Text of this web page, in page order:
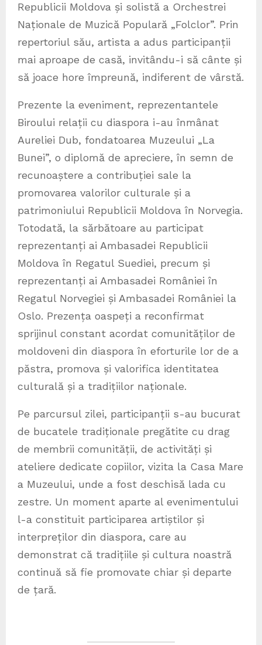
Republicii Moldova și solistă a Orchestrei
Naționale de Muzică Populară „Folclor”. Prin
repertoriul său, artista a adus participanții
mai aproape de casă, invitându-i să cânte și
să joace hore împreună, indiferent de vârstă.
Prezente la eveniment, reprezentantele
Biroului relații cu diaspora i-au înmânat
Aureliei Dub, fondatoarea Muzeului „La
Bunei”, o diplomă de apreciere, în semn de
recunoaștere a contribuției sale la
promovarea valorilor culturale și a
patrimoniului Republicii Moldova în Norvegia.
Totodată, la sărbătoare au participat
reprezentanți ai Ambasadei Republicii
Moldova în Regatul Suediei, precum și
reprezentanți ai Ambasadei României în
Regatul Norvegiei și Ambasadei României la
Oslo. Prezența oaspeți a reconfirmat
sprijinul constant acordat comunităților de
moldoveni din diaspora în eforturile lor de a
păstra, promova și valorifica identitatea
culturală și a tradițiilor naționale.
Pe parcursul zilei, participanții s-au bucurat
de bucatele tradiționale pregătite cu drag
de membrii comunității, de activități și
ateliere dedicate copiilor, vizita la Casa Mare
a Muzeului, unde a fost deschisă lada cu
zestre. Un moment aparte al evenimentului
l-a constituit participarea artiștilor și
interpreților din diaspora, care au
demonstrat că tradițiile și cultura noastră
continuă să fie promovate chiar și departe
de țară.